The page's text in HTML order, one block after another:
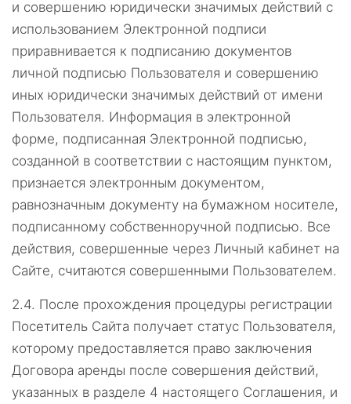
и совершению юридически значимых действий с
использованием Электронной подписи
приравнивается к подписанию документов
личной подписью Пользователя и совершению
иных юридически значимых действий от имени
Пользователя. Информация в электронной
форме, подписанная Электронной подписью,
созданной в соответствии с настоящим пунктом,
признается электронным документом,
равнозначным документу на бумажном носителе,
подписанному собственноручной подписью. Все
действия, совершенные через Личный кабинет на
Сайте, считаются совершенными Пользователем.
2.4. После прохождения процедуры регистрации
Посетитель Сайта получает статус Пользователя,
которому предоставляется право заключения
Договора аренды после совершения действий,
указанных в разделе 4 настоящего Соглашения, и